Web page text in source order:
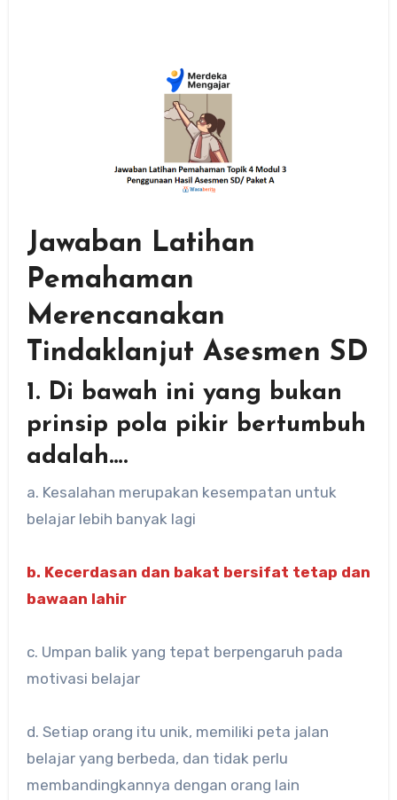
Jawaban Latihan
Pemahaman
Merencanakan
Tindaklanjut Asesmen SD
1. Di bawah ini yang bukan
prinsip pola pikir bertumbuh
adalah….
a. Kesalahan merupakan kesempatan untuk
belajar lebih banyak lagi
b. Kecerdasan dan bakat bersifat tetap dan
bawaan lahir
c. Umpan balik yang tepat berpengaruh pada
motivasi belajar
d. Setiap orang itu unik, memiliki peta jalan
belajar yang berbeda, dan tidak perlu
membandingkannya dengan orang lain